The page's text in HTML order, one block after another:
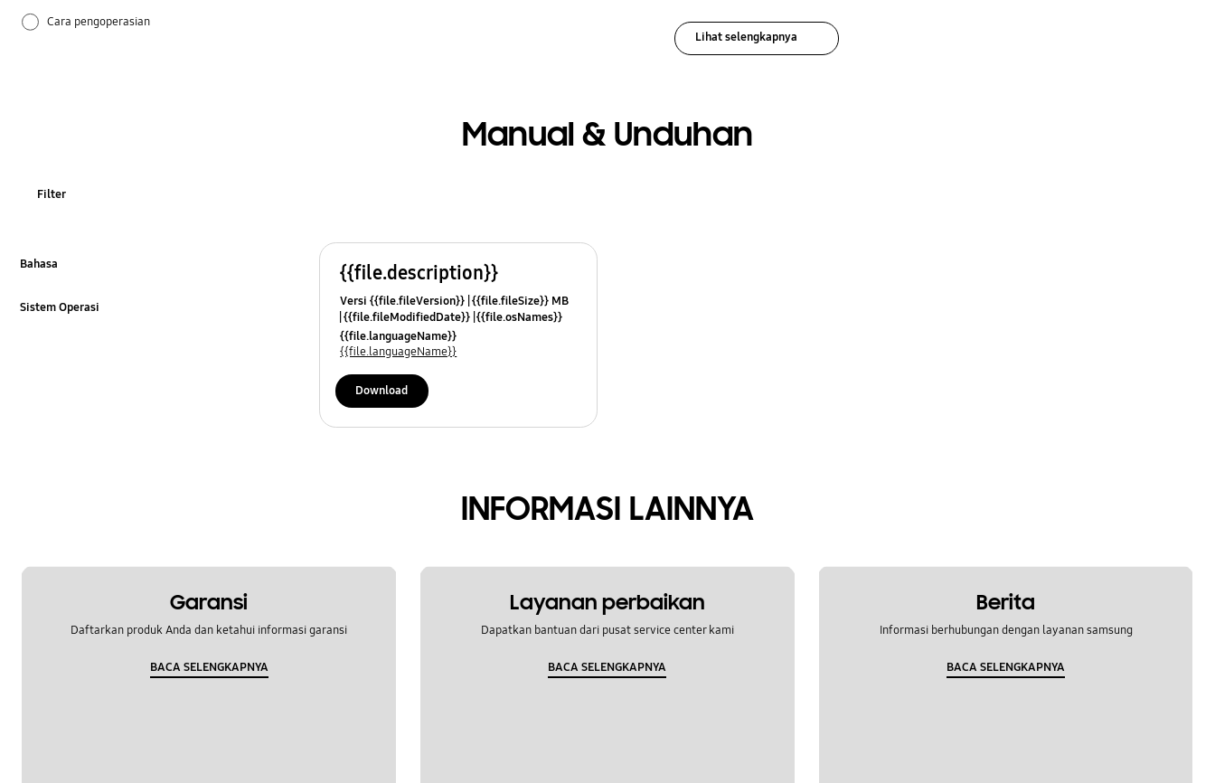
Cara pengoperasian
Lihat selengkapnya
Manual & Unduhan
Filter
Bahasa
Sistem Operasi
{{file.description}}
Versi {{file.fileVersion}} {{file.fileSize}} MB
{{file.fileModifiedDate}} {{file.osNames}}
{{file.languageName}}
{{file.languageName}}
Download
INFORMASI LAINNYA
Garansi
Daftarkan produk Anda dan ketahui informasi garansi
BACA SELENGKAPNYA
Layanan perbaikan
Dapatkan bantuan dari pusat service center kami
BACA SELENGKAPNYA
Berita
Informasi berhubungan dengan layanan samsung
BACA SELENGKAPNYA